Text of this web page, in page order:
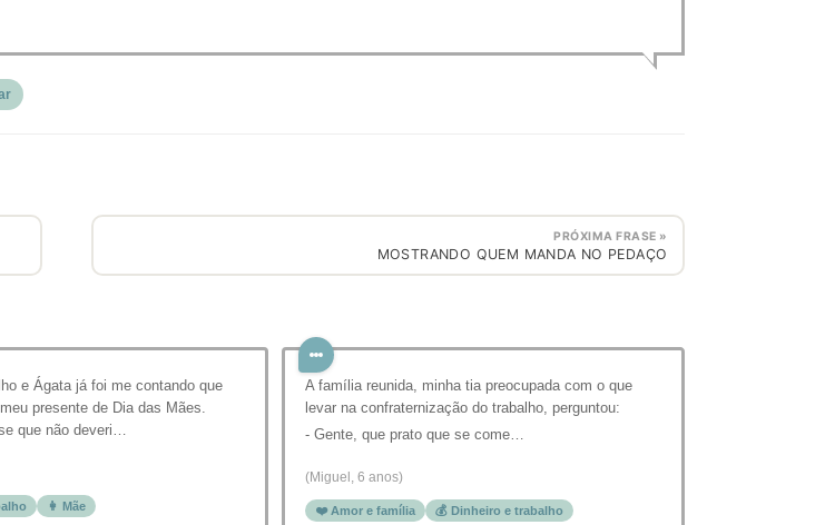
PRÓXIMA FRASE »
MOSTRANDO QUEM MANDA NO PEDAÇO
e Ágata já foi me contando que
presente de Dia das Mães.
que não deveri…
👩 Mãe
A família reunida, minha tia preocupada com o que
levar na confraternização do trabalho, perguntou:
- Gente, que prato que se come…
(Miguel, 6 anos)
❤️ Amor e família 💰 Dinheiro e trabalho